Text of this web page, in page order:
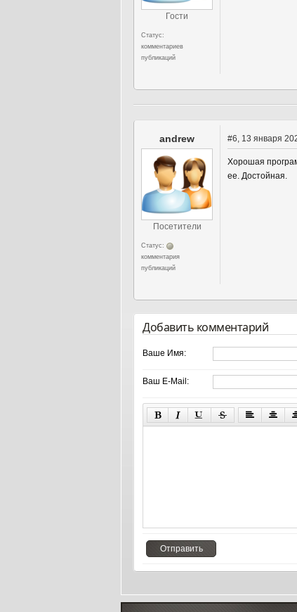
Гости
Статус:
комментариев
публикаций
andrew
Посетители
Статус:
комментария
публикаций
#6, 13 января
Хорошая
ее. Достойная.
Добавить комментарий
Ваше Имя:
Ваш E-Mail: